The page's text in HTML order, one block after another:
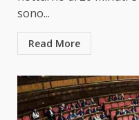
sono...
Read More